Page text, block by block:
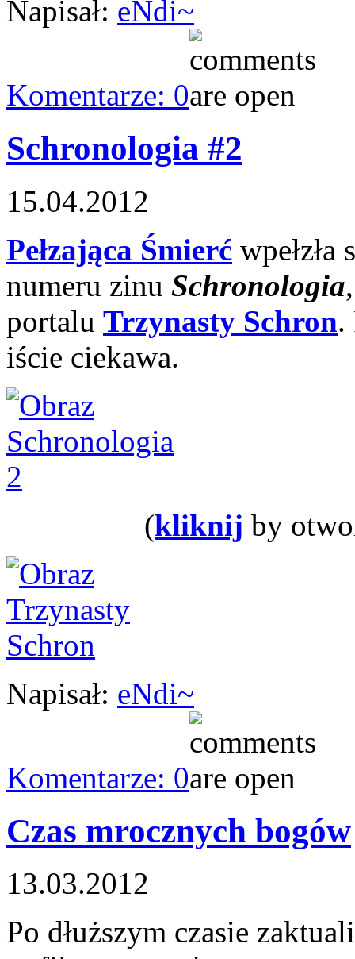
Napisał: eNdi~
Komentarze: 0
Schronologia #2
15.04.2012
Pełzająca Śmierć
numeru zinu Schronologia
portalu Trzynasty Schron.
iście ciekawa.
(kliknij by
Napisał: eNdi~
Komentarze: 0
Czas mrocznych bogów
13.03.2012
Po dłuższym czasie